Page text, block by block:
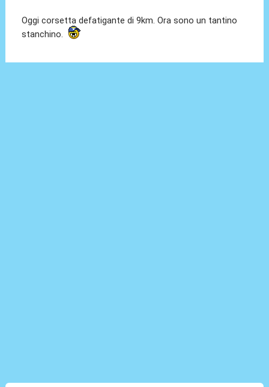
Oggi corsetta defatigante di 9km. Ora sono un tantino
stanchino.